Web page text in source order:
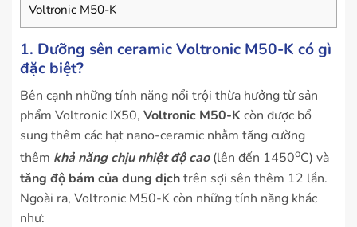
Voltronic M50-K
1. Dưỡng sên ceramic Voltronic M50-K có gì
đặc biệt?
Bên cạnh những tính năng nổi trội thừa hưởng từ sản
phẩm Voltronic IX50, Voltronic M50-K còn được bổ
sung thêm các hạt nano-ceramic nhằm tăng cường
thêm khả năng chịu nhiệt độ cao(lên đến 1450oC) và
tăng độ bám của dung dịchtrên sợi sên thêm 12 lần.
Ngoài ra, Voltronic M50-K còn những tính năng khác
như: